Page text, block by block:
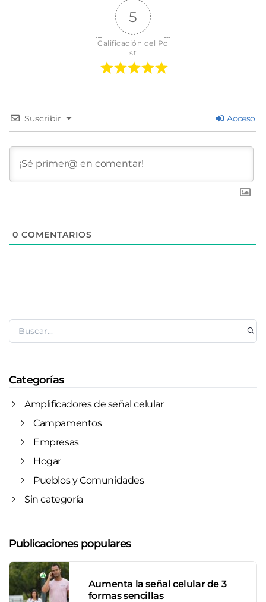
5
Calificación del Po
st
Suscribir Acceso
0 COMENTARIOS
Categorías
Amplificadores de señal celular
Campamentos
Empresas
Hogar
Pueblos y Comunidades
Sin categoría
Publicaciones populares
Aumenta la señal celular de 3
formas sencillas